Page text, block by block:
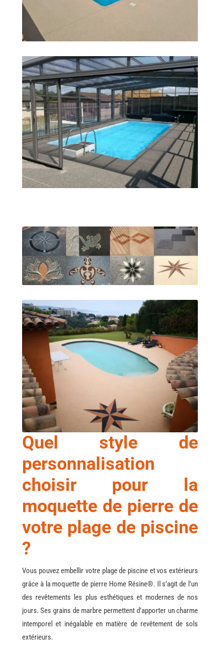
Quel style de
personnalisation
choisir pour la
moquette de pierre de
votre plage de piscine
?
Vous pouvez embellir votre plage de piscine et vos extérieurs
grâce à la moquette de pierre Home Résine®. Il s’agit de l’un
des revêtements les plus esthétiques et modernes de nos
jours. Ses grains de marbre permettent d’apporter un charme
intemporel et inégalable en matière de revêtement de sols
extérieurs.